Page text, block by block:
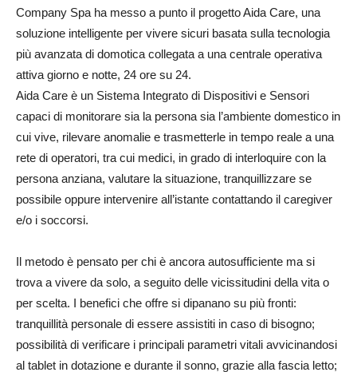
Company Spa ha messo a punto il progetto Aida Care, una
soluzione intelligente per vivere sicuri basata sulla tecnologia
più avanzata di domotica collegata a una centrale operativa
attiva giorno e notte, 24 ore su 24.
Aida Care è un Sistema Integrato di Dispositivi e Sensori
capaci di monitorare sia la persona sia l’ambiente domestico in
cui vive, rilevare anomalie e trasmetterle in tempo reale a una
rete di operatori, tra cui medici, in grado di interloquire con la
persona anziana, valutare la situazione, tranquillizzare se
possibile oppure intervenire all’istante contattando il caregiver
e/o i soccorsi.
Il metodo è pensato per chi è ancora autosufficiente ma si
trova a vivere da solo, a seguito delle vicissitudini della vita o
per scelta. I benefici che offre si dipanano su più fronti:
tranquillità personale di essere assistiti in caso di bisogno;
possibilità di verificare i principali parametri vitali avvicinandosi
al tablet in dotazione e durante il sonno, grazie alla fascia letto;